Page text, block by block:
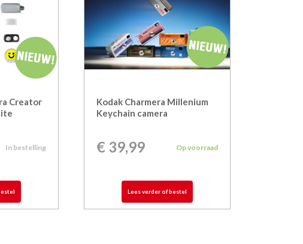
Creator
In bestelling
Kodak Charmera Millenium
Keychain camera
€39,99 Op voorraad
Lees verder of bestel